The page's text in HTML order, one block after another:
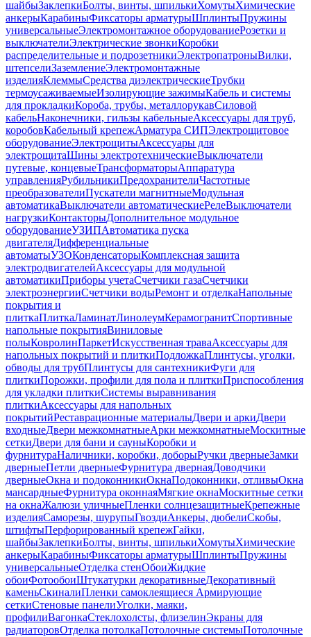
шайбыЗаклепкиБолты, винты, шпилькиХомутыХимические
анкерыКарабиныФиксаторы арматурыШплинтыПружины
универсальныеЭлектромонтажное оборудованиеРозетки и
выключателиЭлектрические звонкиКоробки
распределительные и подрозетникиЭлектропатроныВилки,
штепселиЗаземлениеЭлектромонтажные
изделияКлеммыСредства диэлектрическиеТрубки
термоусаживаемыеИзолирующие зажимыКабель и системы
для прокладкиКороба, трубы, металлорукавСиловой
кабельНаконечники, гильзы кабельныеАксессуары для труб,
коробовКабельный крепежАрматура СИПЭлектрощитовое
оборудованиеЭлектрощитыАксессуары для
электрощитаШины электротехническиеВыключатели
путевые, концевыеТрансформаторыАппаратура
управленияРубильникиПредохранителиЧастотные
преобразователиПускатели магнитныеМодульная
автоматикаВыключатели автоматическиеРелеВыключатели
нагрузкиКонтакторыДополнительное модульное
оборудованиеУЗИПАвтоматика пуска
двигателяДифференциальные
автоматыУЗОКонденсаторыКомплексная защита
электродвигателейАксессуары для модульной
автоматикиПриборы учетаСчетчики газаСчетчики
электроэнергииСчетчики водыРемонт и отделкаНапольные
покрытия и
плиткаПлиткаЛаминатЛинолеумКерамогранитСпортивные
напольные покрытияВиниловые
полыКовролинПаркетИскусственная траваАксессуары для
напольных покрытий и плиткиПодложкаПлинтусы, уголки,
обводы для трубПлинтусы для сантехникиФуги для
плиткиПорожки, профили для пола и плиткиПриспособления
для укладки плиткиСистемы выравнивания
плиткиАксессуары для напольных
покрытийРеставрационные материалыДвери и аркиДвери
входныеДвери межкомнатныеАрки межкомнатныеМоскитные
сеткиДвери для бани и сауныКоробки и
фурнитураНаличники, коробки, доборыРучки дверныеЗамки
дверныеПетли дверныеФурнитура двернаяДоводчики
дверныеОкна и подоконникиОкнаПодоконники, отливыОкна
мансардныеФурнитура оконнаяМягкие окнаМоскитные сетки
на окнаЖалюзи уличныеПленки солнцезащитныеКрепежные
изделияСаморезы, шурупыГвоздиАнкеры, дюбелиСкобы,
штифтыПерфорированный крепежГайки,
шайбыЗаклепкиБолты, винты, шпилькиХомутыХимические
анкерыКарабиныФиксаторы арматурыШплинтыПружины
универсальныеОтделка стенОбоиЖидкие
обоиФотообоиШтукатурки декоративныеДекоративный
каменьСкиналиПленки самоклеящиеся Армирующие
сеткиСтеновые панелиУголки, маяки,
профилиВагонкаСтеклохолсты, флизелинЭкраны для
радиаторовОтделка потолкаПотолочные системыПотолочные